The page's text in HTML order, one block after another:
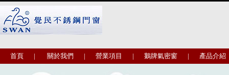
首頁 | 關於我們 | 營業項目 | 鵝牌氣密窗 | 產品介紹